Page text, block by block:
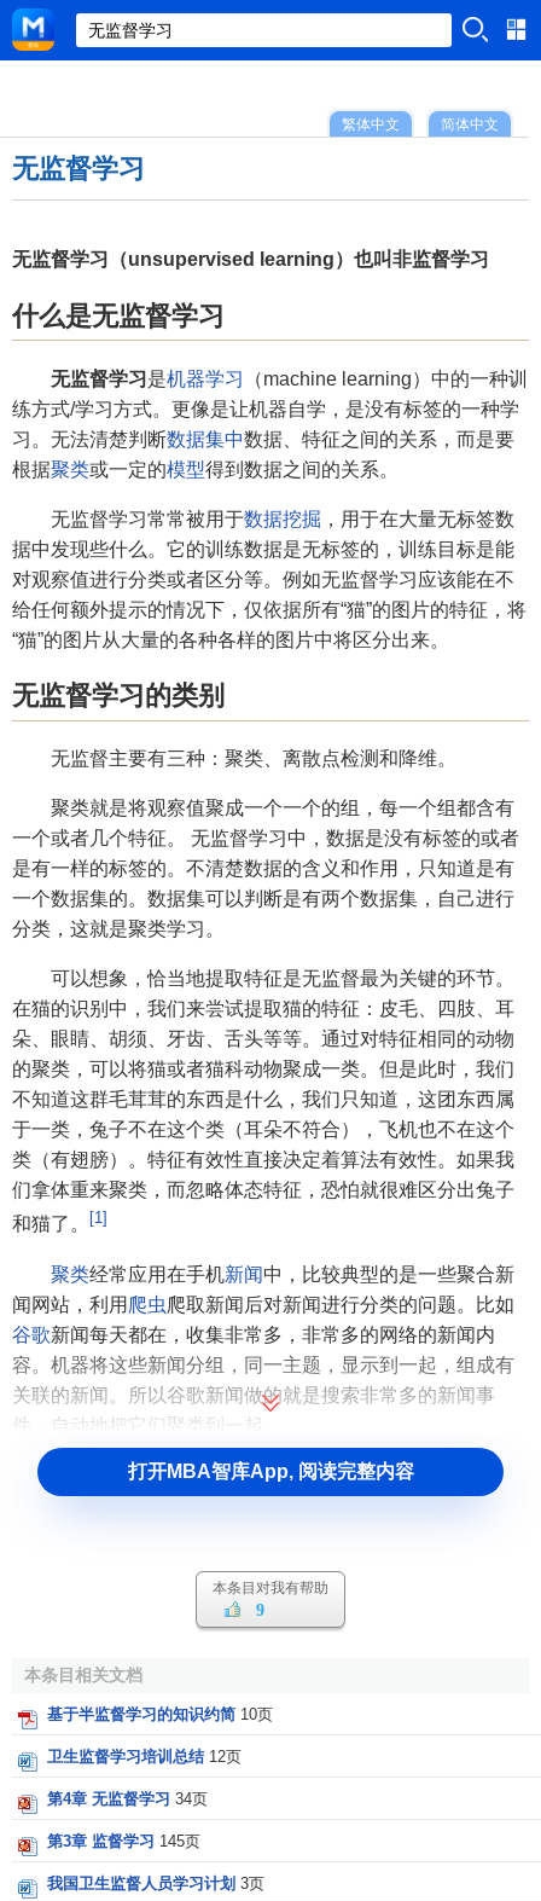
简体中文
繁体中文
无监督学习
无监督学习（unsupervised learning）也叫非监督学习
什么是无监督学习
无监督学习 是机器学习
（machine learning）中的一种训
练方式/学习方式。更像是让机器自学，是没有标签的一种学
习。无法清楚判断数据集中数据、特征之间的关系，而是要
根据聚类或一定的模型得到数据之间的关系。
无监督学习常常被用于数据挖掘 ，用于在大量无标签数
据中发现些什么。它的训练数据是无标签的，训练目标是能
对观察值进行分类或者区分等。例如无监督学习应该能在不
给任何额外提示的情况下，仅依据所有“猫”的图片的特征，将
“猫”的图片从大量的各种各样的图片中将区分出来。
无监督学习的类别
无监督主要有三种：聚类、离散点检测和降维。
聚类就是将观察值聚成一个一个的组，每一个组都含有
一个或者几个特征。 无监督学习中，数据是没有标签的或者
是有一样的标签的。不清楚数据的含义和作用，只知道是有
一个数据集的。数据集可以判断是有两个数据集，自己进行
分类，这就是聚类学习。
可以想象，恰当地提取特征是无监督最为关键的环节。
在猫的识别中，我们来尝试提取猫的特征：皮毛、四肢、耳
朵、眼睛、胡须、牙齿、舌头等等。通过对特征相同的动物
的聚类，可以将猫或者猫科动物聚成一类。但是此时，我们
不知道这群毛茸茸的东西是什么，我们只知道，这团东西属
于一类，兔子不在这个类（耳朵不符合），飞机也不在这个
类（有翅膀）。特征有效性直接决定着算法有效性。如果我
们拿体重来聚类，而忽略体态特征，恐怕就很难区分出兔子
和猫了。
[1]
聚类经常应用在手机新闻中，比较典型的是一些聚合新
闻网站，利用 爬虫爬取新闻后对新闻进行分类的问题。比如
谷歌新闻每天都在，收集非常多，非常多的网络的新闻内
容。机器将这些新闻分组，同一主题，显示到一起，组成有
关联的新闻。所以谷歌新闻做的就是搜索非常多的新闻事
件，自动地把它们聚类到一起。
除了聚类算法外，无监督学习中还有一类重要的算法就
在一个典型的监督学习中，我们有一个有
集，我们的目标是找到能够区分正样本和负样本的
界，在这里的监督学习中，我们有一系列标签，我们需要据
此拟合一个假设函数。与此不同的是，在非监督学习中，我
们的数据没有附带任何标签。
以生活常识判断，监督学习相当于我们解答一本习题
打开MBA智库App, 阅读完整内容
本条目对我有帮助
9
本条目相关文档
基于半监督学习的知识约简 10页
卫生监督学习培训总结 12页
第4章 无监督学习 34页
第3章 监督学习 145页
我国卫生监督人员学习计划 3页